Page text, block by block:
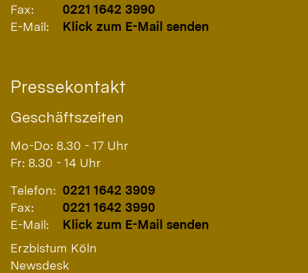
Fax:
0221 1642 3990
E-Mail:
Klick zum E-Mail senden
Pressekontakt
Geschäftszeiten
Mo-Do: 8.30 - 17 Uhr
Fr: 8.30 - 14 Uhr
Telefon: 0221 1642 3909
Fax:
0221 1642 3990
E-Mail:
Klick zum E-Mail senden
Erzbistum Köln
Newsdesk